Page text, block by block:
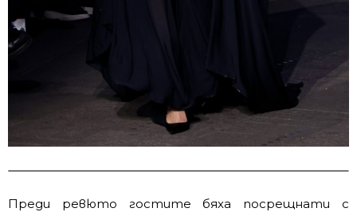
Преди ревюто гостите бяха посрещнати с